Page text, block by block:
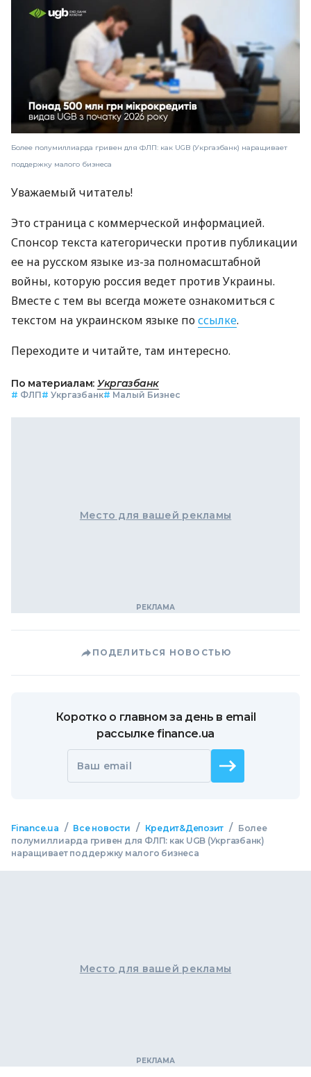
Более полумиллиарда гривен для ФЛП: как UGB (Укргазбанк) наращивает
поддержку малого бизнеса
Уважаемый читатель!
Это страница с коммерческой информацией.
Спонсор текста категорически против публикации
ее на русском языке из-за полномасштабной
войны, которую россия ведет против Украины.
Вместе с тем вы всегда можете ознакомиться с
текстом на украинском языке поссылке.
Переходите и читайте, там интересно.
По материалам: Укргазбанк
# ФЛП# Укргазбанк# Малый Бизнес
Место для вашей рекламы
ПОДЕЛИТЬСЯ НОВОСТЬЮ
Коротко о главном за день в email
рассылке finance.ua
Ваш email
Finance.ua / Все новости / Кредит&Депозит /
Более
полумиллиарда гривен для ФЛП: как UGB (Укргазбанк)
наращивает поддержку малого бизнеса
Место для вашей рекламы